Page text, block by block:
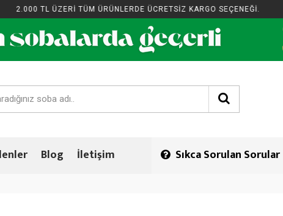
2.000 TL ÜZERİ TÜM ÜRÜNLERDE ÜCRETSİZ KARGO SEÇENEĞİ.
Blog İletişim Sıkca Sorulan Sorular